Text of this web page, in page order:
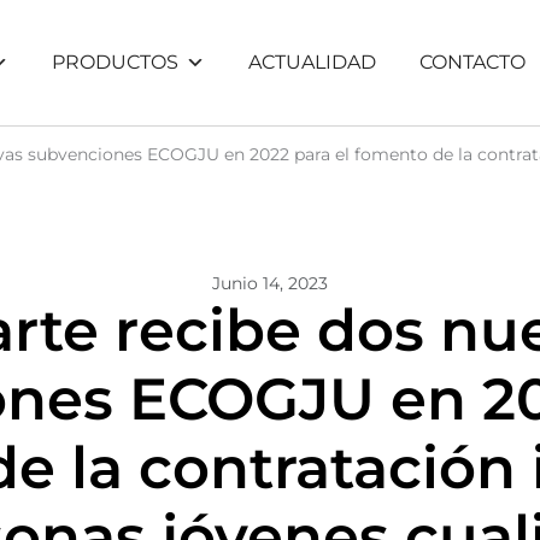
PRODUCTOS ACTUALIDAD CONTACTO
subvenciones ECOGJU en 2022 para el fomento de la
Junio 14, 2023
recibe dos
ECOGJU en
la contratación